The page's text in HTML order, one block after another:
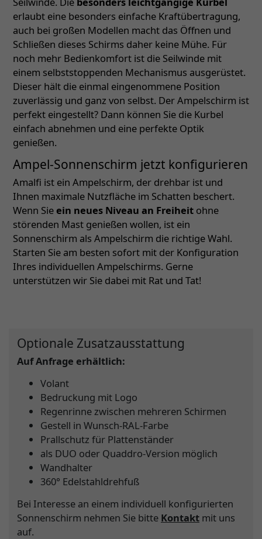
erlaubt eine besonders einfache Kraftübertragung,
auch bei großen Modellen macht das Öffnen und
Schließen dieses Schirms daher keine Mühe. Für
noch mehr Bedienkomfort ist die Seilwinde mit
einem selbststoppenden Mechanismus ausgerüstet.
Dieser hält die einmal eingenommene Position
zuverlässig und ganz von selbst. Der Ampelschirm ist
perfekt eingestellt? Dann können Sie die Kurbel
einfach abnehmen und eine perfekte Optik
genießen.
Ampel-Sonnenschirm jetzt konfigurieren
Amalfi ist ein Ampelschirm, der drehbar ist und
Ihnen maximale Nutzfläche im Schatten beschert.
Wenn Sie ein neues Niveau an Freiheit ohne
störenden Mast genießen wollen, ist ein
Sonnenschirm als Ampelschirm die richtige Wahl.
Starten Sie am besten sofort mit der Konfiguration
Ihres individuellen Ampelschirms. Gerne
unterstützen wir Sie dabei mit Rat und Tat!
Optionale Zusatzausstattung
Auf Anfrage erhältlich:
Volant
Bedruckung mit Logo
Regenrinne zwischen mehreren Schirmen
Gestell in Wunsch-RAL-Farbe
Prallschutz für Plattenständer
als DUO oder Quaddro-Version möglich
Wandhalter
360° Edelstahldrehfuß
Bei Interesse an einem individuell konfigurierten
Sonnenschirm nehmen Sie bitte Kontakt mit uns
auf.